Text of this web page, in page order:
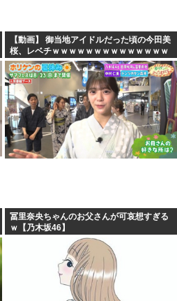
【動画】 御当地アイドルだった頃の今田美
桜、レベチｗｗｗｗｗｗｗｗｗｗｗｗｗｗ
ｗｗｗｗ
冨里奈央ちゃんのお父さんが可哀想すぎる
ｗ【乃木坂46】